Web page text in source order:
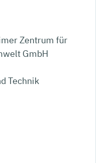
Zentrum für
GmbH
Technik